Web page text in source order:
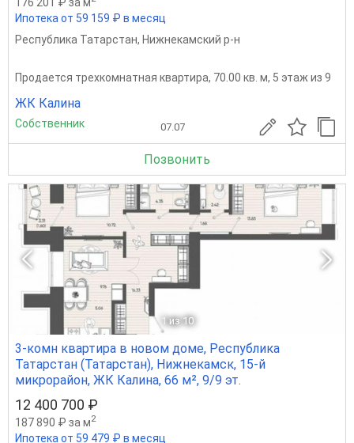
Ипотека от 59 159 ₽ в месяц
Республика Татарстан, Нижнекамский р-н
Продается трехкомнатная квартира, 70.00 кв. м, 5 этаж из 9
ЖК Калина
Собственник 07.07
Позвонить
1 из 10
3-комн квартира в новом доме, Республика
Татарстан (Татарстан), Нижнекамск, 15-й
микрорайон, ЖК Калина, 66 м², 9/9 эт.
12 400 700 ₽
187 890 ₽ за м2
Ипотека от 59 479 ₽ в месяц